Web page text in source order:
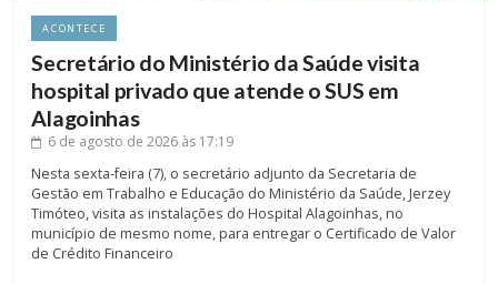
ACONTECE
Secretário do Ministério da Saúde visita
hospital privado que atende o SUS em
Alagoinhas
6 de agosto de 2026 às 17:19
Nesta sexta-feira (7), o secretário adjunto da Secretaria de
Gestão em Trabalho e Educação do Ministério da Saúde, Jerzey
Timóteo, visita as instalações do Hospital Alagoinhas, no
município de mesmo nome, para entregar o Certificado de Valor
de Crédito Financeiro